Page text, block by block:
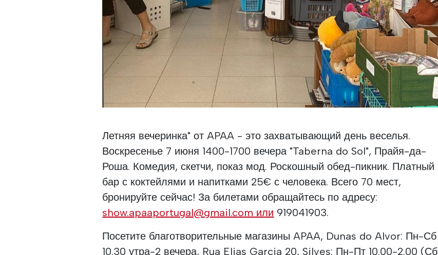
Летняя вечеринка" от APAA - это захватывающий день веселья.
Воскресенье 7 июня 1400-1700 вечера "Taberna do Sol", Прайя-да-
Роша. Комедия, скетчи, показ мод. Роскошный обед-пикник. Платный
бар с коктейлями и напитками 25€ с человека. Всего 70 мест,
бронируйте сейчас! За билетами обращайтесь по адресу:
show.apaaportugal@gmail.com или 919041903.
Посетите благотворительные магазины APAA, Dunas do Alvor: Пн-Сб
10.30 утра-2 вечера, Rua Elias Garcia 20, Silves: Пн-Пт 10.00-2.00 (Сб